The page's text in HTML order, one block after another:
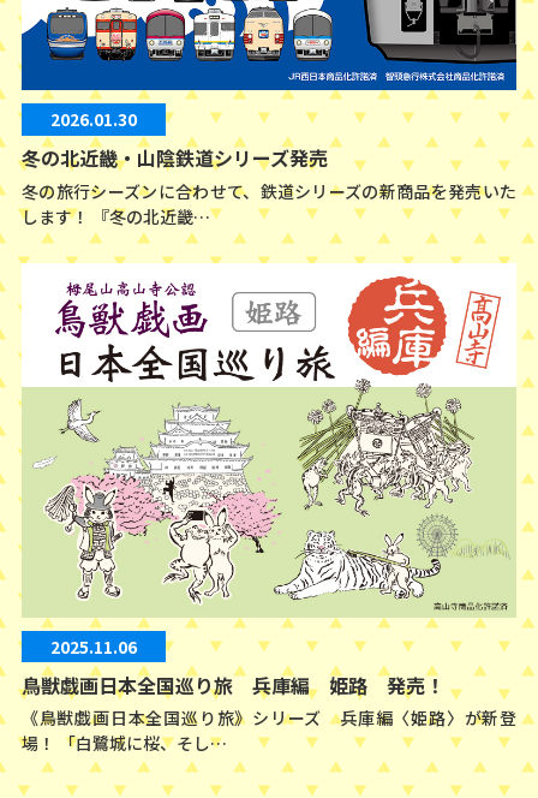
2026.01.30
冬の北近畿・山陰鉄道シリーズ発売
冬の旅行シーズンに合わせて、鉄道シリーズの新商品を発売いた
します！ 『冬の北近畿…
2025.11.06
鳥獣戯画日本全国巡り旅 兵庫編 姫路 発売！
《鳥獣戯画日本全国巡り旅》シリーズ 兵庫編〈姫路〉が新登
場！ 「白鷺城に桜、そし…